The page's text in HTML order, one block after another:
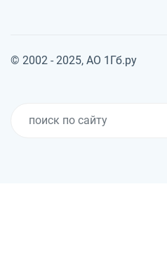
© 2002 - 2025, АО 1Гб.ру